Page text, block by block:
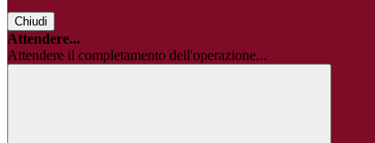
Chiudi
Attendere...
Attendere il completamento dell'operazione...